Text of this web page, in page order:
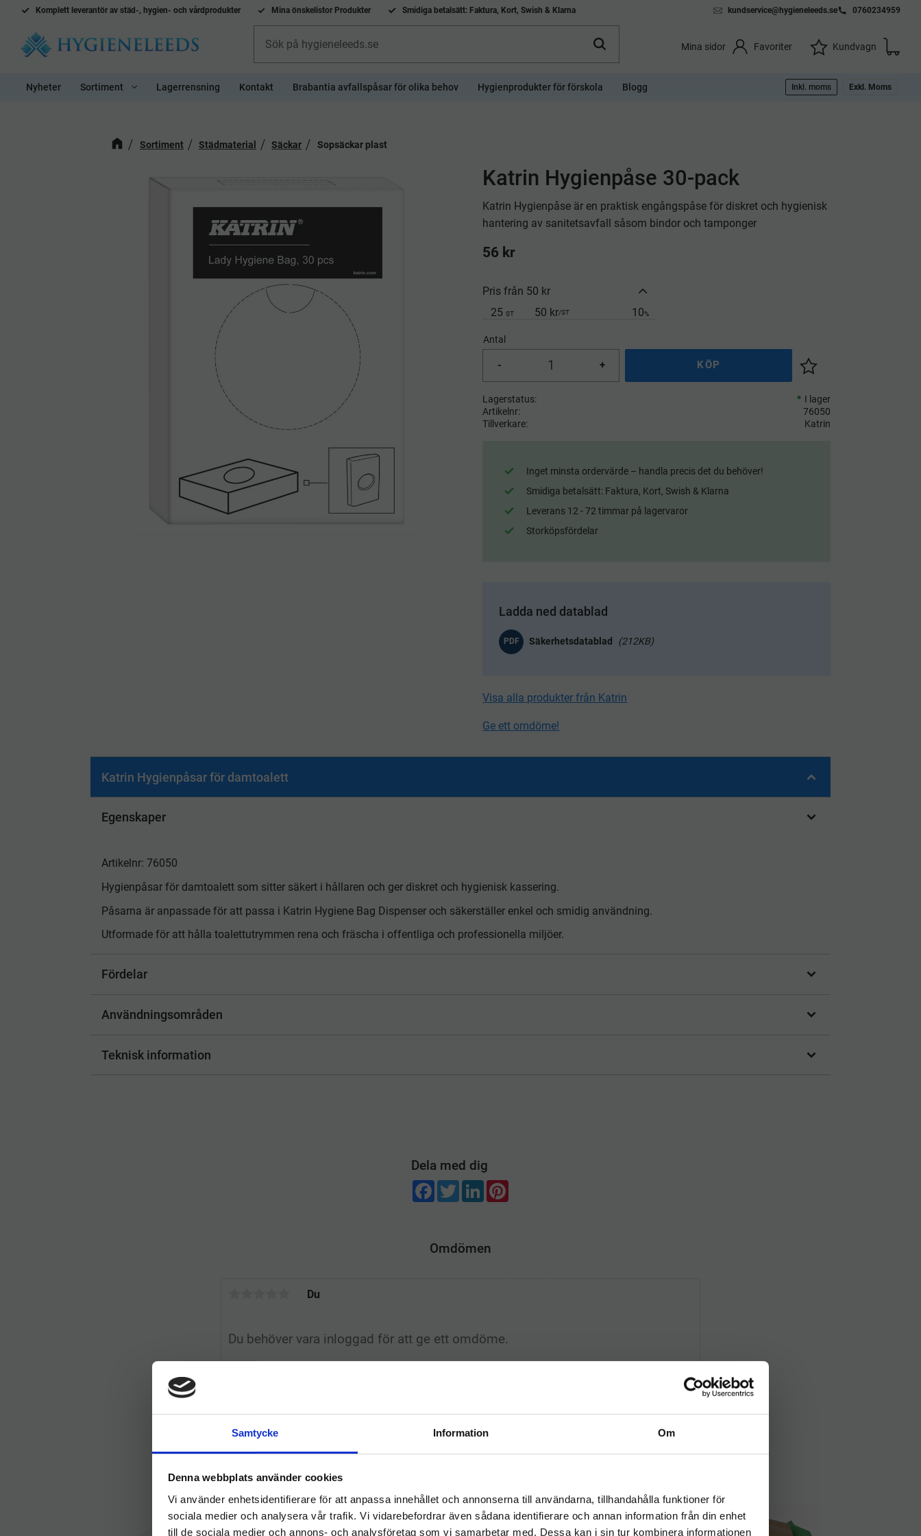
Samtycke Information Om
Denna webbplats använder cookies
Vi använder enhetsidentifierare för att anpassa innehållet och annonserna till användarna, tillhandahålla funktioner för
sociala medier och analysera vår trafik. Vi vidarebefordrar även sådana identifierare och annan information från din enhet
till de sociala medier och annons- och analysföretag som vi samarbetar med. Dessa kan i sin tur kombinera informationen
Komplett leverantör av städ-, hygien- och vårdprodukter Mina önskelistor Produkter Smidiga betalsätt: Faktura, Kort, Swish & Klarna kundservice@hygieneleeds.se 0760234959
Mina sidor Favoriter Kundvagn
Önskelista
Nyheter Sortiment Lagerrensning Kontakt Brabantia avfallspåsar för olika behov Hygienprodukter för förskola Blogg Inkl. moms Exkl. Moms
Sortiment Städmaterial Säckar Sopsäckar plast
​Katrin Hygienpåse 30-pack
Katrin Hygienpåse är en praktisk engångspåse för diskret och hygienisk
hantering av sanitetsavfall såsom bindor och tamponger
56 kr
Pris från 50 kr
25 ST 50 kr/ST 10%
Antal
+
- KÖP
Lägg till i önskelista
Lagerstatus
I lager
Artikelnr
76050
Tillverkare
Katrin
Inget minsta ordervärde – handla precis det du behöver!
Smidiga betalsätt: Faktura, Kort, Swish & Klarna
Leverans 12 - 72 timmar på lagervaror
Storköpsfördelar
Ladda ned datablad
PDF 212KB
Visa alla produkter från Katrin
Ge ett omdöme!
Katrin Hygienpåsar för damtoalett
Egenskaper
Artikelnr: 76050
Hygienpåsar för damtoalett som sitter säkert i hållaren och ger diskret och hygienisk kassering.
Påsarna är anpassade för att passa i Katrin Hygiene Bag Dispenser och säkerställer enkel och smidig användning.
Utformade för att hålla toalettutrymmen rena och fräscha i offentliga och professionella miljöer.
Fördelar
Användningsområden
Teknisk information
Dela med dig
F
o
o
T
w
e
r
L
I
Omdömen
Du
Relaterade produkter
5
hygieneleeds.se
Vill du handla som företag eller privatperson?